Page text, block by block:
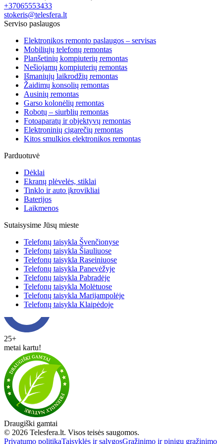
+37065553433
stokeris@telesfera.lt
Serviso paslaugos
Elektronikos remonto paslaugos – servisas
Mobiliųjų telefonų remontas
Planšetinių kompiuterių remontas
Nešiojamų kompiuterių remontas
Išmaniųjų laikrodžių remontas
Žaidimų konsolių remontas
Ausinių remontas
Garso kolonėlių remontas
Robotų – siurblių remontas
Fotoaparatų ir objektyvų remontas
Elektroninių cigarečių remontas
Kitos smulkios elektronikos remontas
Parduotuvė
Dėklai
Ekranų plėvelės, stiklai
Tinklo ir auto įkrovikliai
Baterijos
Laikmenos
Sutaisysime Jūsų mieste
Telefonų taisykla Švenčionyse
Telefonų taisykla Šiauliuose
Telefonų taisykla Raseiniuose
Telefonų taisykla Panevėžyje
Telefonų taisykla Pabradėje
Telefonų taisykla Molėtuose
Telefonų taisykla Marijampolėje
Telefonų taisykla Klaipėdoje
25+
metai kartu!
Draugiški gamtai
© 2026 Telesfera.lt. Visos teisės saugomos.
Privatumo politikaTaisyklės ir sąlygosGrąžinimo ir pinigų grąžinimo